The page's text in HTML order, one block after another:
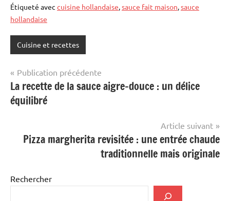
Étiqueté avec cuisine hollandaise,sauce fait maison,sauce
hollandaise
Cuisine et recettes
Navigation
de
l’article
Publication précédente
La recette de la sauce aigre-douce : un délice
équilibré
Article suivant
Pizza margherita revisitée : une entrée chaude
traditionnelle mais originale
Rechercher